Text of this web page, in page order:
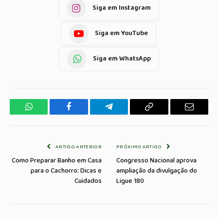
Siga em Instagram
Siga em YouTube
Siga em WhatsApp
WhatsApp Facebook Telegrama Copiar
E-
ARTIGO ANTERIOR
Como Preparar Banho em Casa
para o Cachorro: Dicas e
Cuidados
PRÓXIMO ARTIGO
Congresso Nacional aprova
ampliação da divulgação do
Ligue 180